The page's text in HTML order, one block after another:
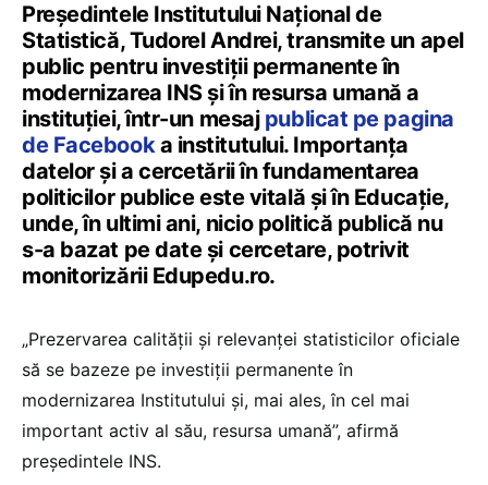
Președintele Institutului Național de
Statistică, Tudorel Andrei, transmite un apel
public pentru investiții permanente în
modernizarea INS și în resursa umană a
instituției, într-un mesaj publicat pe pagina
de Facebooka institutului. Importanța
datelor și a cercetării în fundamentarea
politicilor publice este vitală și în Educație,
unde, în ultimi ani, nicio politică publică nu
s-a bazat pe date și cercetare, potrivit
monitorizării Edupedu.ro.
„Prezervarea calităţii şi relevanţei statisticilor oficiale
să se bazeze pe investiţii permanente în
modernizarea Institutului şi, mai ales, în cel mai
important activ al său, resursa umană”, afirmă
președintele INS.